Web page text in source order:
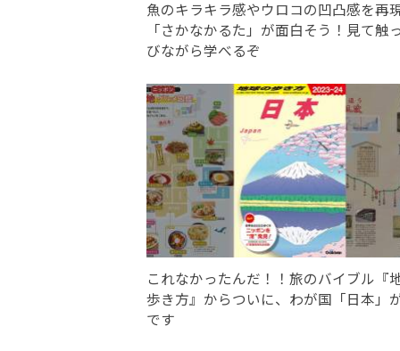
魚のキラキラ感やウロコの凹凸感を再
「さかなかるた」が面白そう！見て触
びながら学べるぞ
これなかったんだ！！旅のバイブル『
歩き方』からついに、わが国「日本」
です